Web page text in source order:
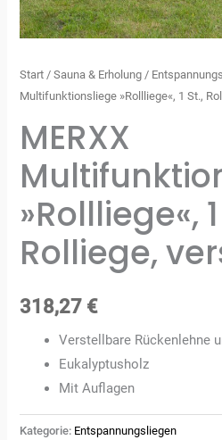
Start /Sauna & Erholung /
Multifunktionsliege »Rollliege«, 1 St.,
MERXX
»Rollliege«,
Rolliege,
318,27 €
Verstellbare Rückenlehne
Eukalyptusholz
Mit Auflagen
Kategorie: Entspannungsliegen